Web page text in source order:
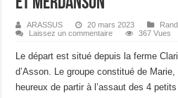
ARASSUS 20 mars 2023
Laissez un commentaire
367 Vues
Le départ est situé depuis la ferme
d’Asson. Le groupe constitué de
heureux de partir à l’assaut des 4